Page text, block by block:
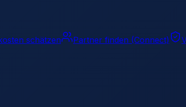
schätzen Partner finden (Connect)